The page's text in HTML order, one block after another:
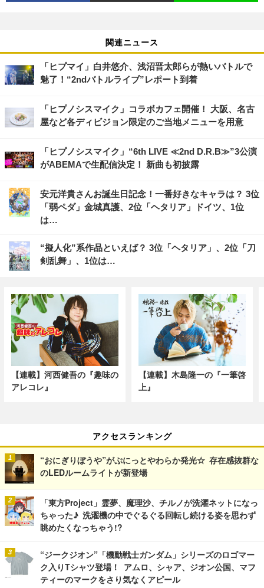
関連ニュース
「ヒプマイ」白井悠介、浅沼晋太郎らが熱いバトルで
魅了！“2ndバトルライブ”レポート到着
「ヒプノシスマイク」コラボカフェ開催！ 大阪、名古
屋など各ディビジョン限定のご当地メニューを用意
「ヒプノシスマイク」“6th LIVE ≪2nd D.R.B≫”3公演
がABEMAで生配信決定！ 新曲も初披露
安元洋貴さんお誕生日記念！一番好きなキャラは？ 3位
「弱ペダ」金城真護、2位「ヘタリア」ドイツ、1位
は…
“擬人化”系作品といえば？ 3位「ヘタリア」、2位「刀
剣乱舞」、1位は…
【連載】河西健吾の『趣味の
アレコレ』
【連載】木島隆一の『一筆啓
上』
アクセスランキング
“おにぎりぼうや”がぷにっとやわらか発光☆ 存在感抜群な
のLEDルームライトが新登場
「東方Project」霊夢、魔理沙、チルノが洗濯ネットになっ
ちゃった♪ 洗濯機の中でぐるぐる回転し続ける姿を思わず
眺めたくなっちゃう!?
“ジークジオン”「機動戦士ガンダム」シリーズのロゴマー
ク入りTシャツ登場！ アムロ、シャア、ジオン公国、マフ
ティーのマークをさり気なくアピール